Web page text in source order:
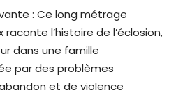
: Ce long métrage
l’histoire de l’éclosion,
dans une famille
par des problèmes
et de violence